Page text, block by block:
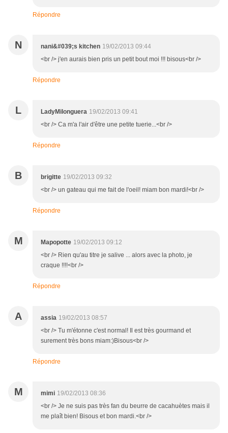
Répondre
N nani&#039;s kitchen 19/02/2013 09:44
<br /> j'en aurais bien pris un petit bout moi !!! bisous<br />
Répondre
L LadyMilonguera 19/02/2013 09:41
<br /> Ca m'a l'air d'être une petite tuerie...<br />
Répondre
B brigitte 19/02/2013 09:32
<br /> un gateau qui me fait de l'oeil! miam bon mardi!<br />
Répondre
M Mapopotte 19/02/2013 09:12
<br /> Rien qu'au titre je salive ... alors avec la photo, je
craque !!!!<br />
Répondre
A assia 19/02/2013 08:57
<br /> Tu m'étonne c'est normal! Il est très gourmand et
surement très bons miam:)Bisous<br />
Répondre
M mimi 19/02/2013 08:36
<br /> Je ne suis pas très fan du beurre de cacahuètes mais il
me plaît bien! Bisous et bon mardi.<br />